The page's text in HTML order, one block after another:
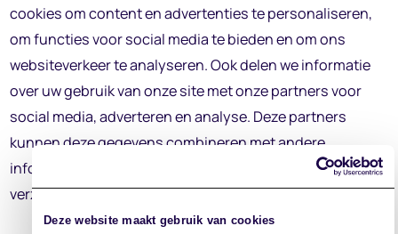
Deze website maakt gebruik van cookies
cookies om content en advertenties te personaliseren,
om functies voor social media te bieden en om ons
websiteverkeer te analyseren. Ook delen we informatie
over uw gebruik van onze site met onze partners voor
social media, adverteren en analyse. Deze partners
kunnen deze gegevens combineren met andere
informatie die u aan ze heeft verstrekt of die ze hebben
verzameld op basis van uw gebruik van hun services.